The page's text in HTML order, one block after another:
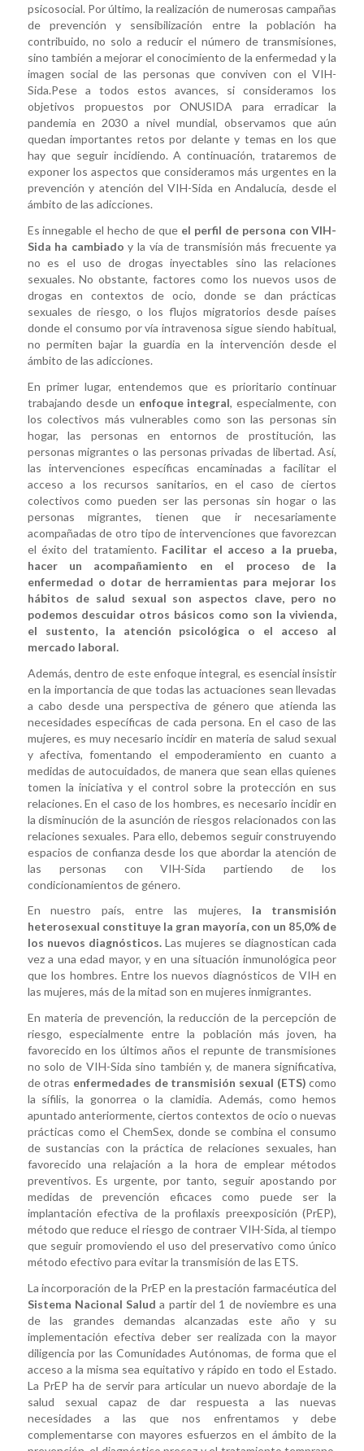
psicosocial. Por último, la realización de numerosas campañas
de prevención y sensibilización entre la población ha
contribuido, no solo a reducir el número de transmisiones,
sino también a mejorar el conocimiento de la enfermedad y la
imagen social de las personas que conviven con el VIH-
Sida.Pese a todos estos avances, si consideramos los
objetivos propuestos por ONUSIDA para erradicar la
pandemia en 2030 a nivel mundial, observamos que aún
quedan importantes retos por delante y temas en los que
hay que seguir incidiendo. A continuación, trataremos de
exponer los aspectos que consideramos más urgentes en la
prevención y atención del VIH-Sida en Andalucía, desde el
ámbito de las adicciones.
Es innegable el hecho de que el perfil de persona con VIH-
Sida ha cambiado y la vía de transmisión más frecuente ya
no es el uso de drogas inyectables sino las relaciones
sexuales. No obstante, factores como los nuevos usos de
drogas en contextos de ocio, donde se dan prácticas
sexuales de riesgo, o los flujos migratorios desde países
donde el consumo por vía intravenosa sigue siendo habitual,
no permiten bajar la guardia en la intervención desde el
ámbito de las adicciones.
En primer lugar, entendemos que es prioritario continuar
trabajando desde un enfoque integral, especialmente, con
los colectivos más vulnerables como son las personas sin
hogar, las personas en entornos de prostitución, las
personas migrantes o las personas privadas de libertad. Así,
las intervenciones específicas encaminadas a facilitar el
acceso a los recursos sanitarios, en el caso de ciertos
colectivos como pueden ser las personas sin hogar o las
personas migrantes, tienen que ir necesariamente
acompañadas de otro tipo de intervenciones que favorezcan
el éxito del tratamiento. Facilitar el acceso a la prueba,
hacer un acompañamiento en el proceso de la
enfermedad o dotar de herramientas para mejorar los
hábitos de salud sexual son aspectos clave, pero no
podemos descuidar otros básicos como son la vivienda,
el sustento, la atención psicológica o el acceso al
mercado laboral.
Además, dentro de este enfoque integral, es esencial insistir
en la importancia de que todas las actuaciones sean llevadas
a cabo desde una perspectiva de género que atienda las
necesidades específicas de cada persona. En el caso de las
mujeres, es muy necesario incidir en materia de salud sexual
y afectiva, fomentando el empoderamiento en cuanto a
medidas de autocuidados, de manera que sean ellas quienes
tomen la iniciativa y el control sobre la protección en sus
relaciones. En el caso de los hombres, es necesario incidir en
la disminución de la asunción de riesgos relacionados con las
relaciones sexuales. Para ello, debemos seguir construyendo
espacios de confianza desde los que abordar la atención de
las personas con VIH-Sida partiendo de los
condicionamientos de género.
En nuestro país, entre las mujeres, la transmisión
heterosexual constituye la gran mayoría, con un 85,0% de
los nuevos diagnósticos.Las mujeres se diagnostican cada
vez a una edad mayor, y en una situación inmunológica peor
que los hombres. Entre los nuevos diagnósticos de VIH en
las mujeres, más de la mitad son en mujeres inmigrantes.
En materia de prevención, la reducción de la percepción de
riesgo, especialmente entre la población más joven, ha
favorecido en los últimos años el repunte de transmisiones
no solo de VIH-Sida sino también y, de manera significativa,
de otras enfermedades de transmisión sexual (ETS) como
la sífilis, la gonorrea o la clamidia. Además, como hemos
apuntado anteriormente, ciertos contextos de ocio o nuevas
prácticas como el ChemSex, donde se combina el consumo
de sustancias con la práctica de relaciones sexuales, han
favorecido una relajación a la hora de emplear métodos
preventivos. Es urgente, por tanto, seguir apostando por
medidas de prevención eficaces como puede ser la
implantación efectiva de la profilaxis preexposición (PrEP),
método que reduce el riesgo de contraer VIH-Sida, al tiempo
que seguir promoviendo el uso del preservativo como único
método efectivo para evitar la transmisión de las ETS.
La incorporación de la PrEP en la prestación farmacéutica del
Sistema Nacional Salud a partir del 1 de noviembre es una
de las grandes demandas alcanzadas este año y su
implementación efectiva deber ser realizada con la mayor
diligencia por las Comunidades Autónomas, de forma que el
acceso a la misma sea equitativo y rápido en todo el Estado.
La PrEP ha de servir para articular un nuevo abordaje de la
salud sexual capaz de dar respuesta a las nuevas
necesidades a las que nos enfrentamos y debe
complementarse con mayores esfuerzos en el ámbito de la